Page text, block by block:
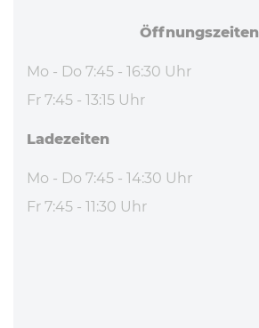
Öff­nungs­zei­ten
Mo - Do 7:45 - 16:30 Uhr
Fr 7:45 - 13:15 Uhr
La­de­zei­ten
Mo - Do 7:45 - 14:30 Uhr
Fr 7:45 - 11:30 Uhr